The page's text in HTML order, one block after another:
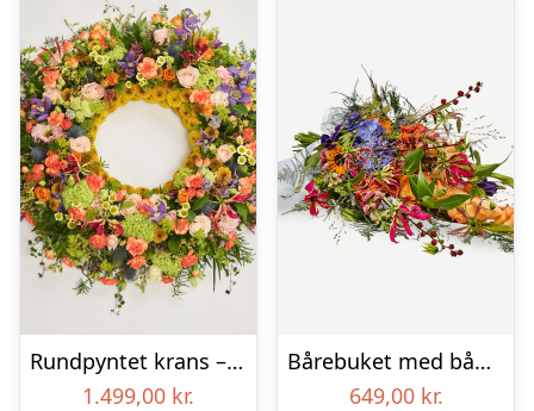
Rundpyntet krans – Et farverigt farvel
1.499,00 kr.
Bårebuket med bånd – Et farverigt farvel
649,00 kr.